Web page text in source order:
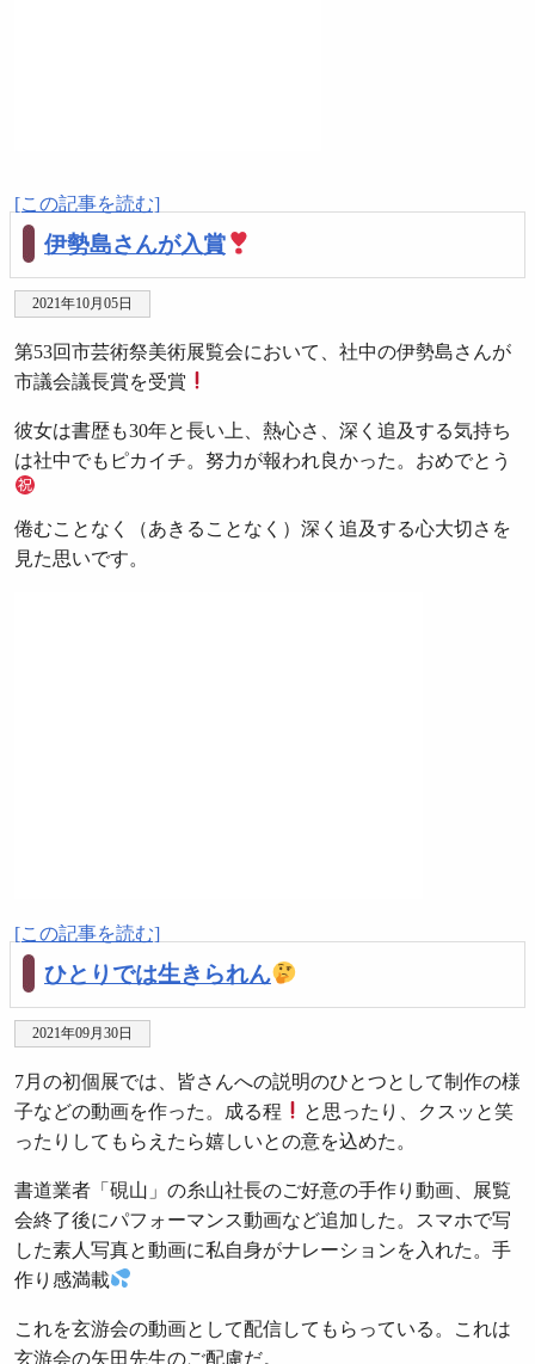
[この記事を読む]
伊勢島さんが入賞
2021年10月05日
第53回市芸術祭美術展覧会において、社中の伊勢島さんが
市議会議長賞を受賞
彼女は書歴も30年と長い上、熱心さ、深く追及する気持ち
は社中でもピカイチ。努力が報われ良かった。おめでとう
倦むことなく（あきることなく）深く追及する心大切さを
見た思いです。
[この記事を読む]
ひとりでは生きられん
2021年09月30日
7月の初個展では、皆さんへの説明のひとつとして制作の様
子などの動画を作った。成る程
と思ったり、クスッと笑
ったりしてもらえたら嬉しいとの意を込めた。
書道業者「硯山」の糸山社長のご好意の手作り動画、展覧
会終了後にパフォーマンス動画など追加した。スマホで写
した素人写真と動画に私自身がナレーションを入れた。手
作り感満載
これを玄游会の動画として配信してもらっている。これは
玄游会の矢田先生のご配慮だ。